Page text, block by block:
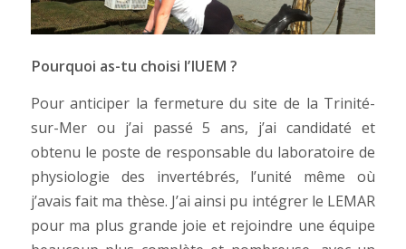
Pourquoi as-tu choisi l’IUEM ?
Pour anticiper la fermeture du site de la Trinité-
sur-Mer ou j’ai passé 5 ans, j’ai candidaté et
obtenu le poste de responsable du laboratoire de
physiologie des invertébrés, l’unité même où
j’avais fait ma thèse. J’ai ainsi pu intégrer le LEMAR
pour ma plus grande joie et rejoindre une équipe